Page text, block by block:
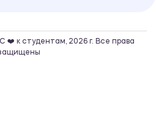
❤️ к студентам, 2026 г. Все права